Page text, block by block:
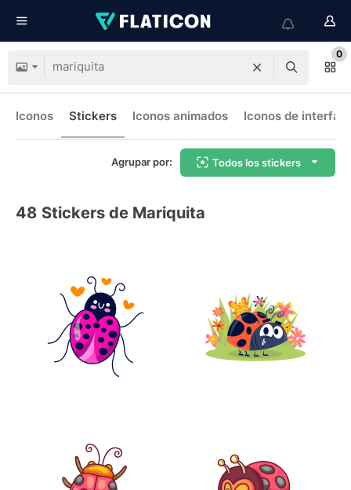
0
Iconos Stickers Iconos animados Iconos de interfaz
Agrupar por: Todos los stickers
48 Stickers de Mariquita